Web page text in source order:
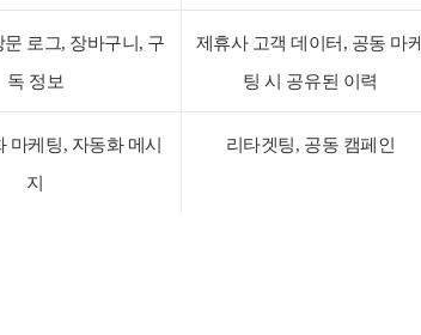
문 로그, 장바구니, 구
독 정보
제휴사 고객 데이터, 공동 마케
팅 시 공유된 이력
마케팅, 자동화 메시
지
리타겟팅, 공동 캠페인